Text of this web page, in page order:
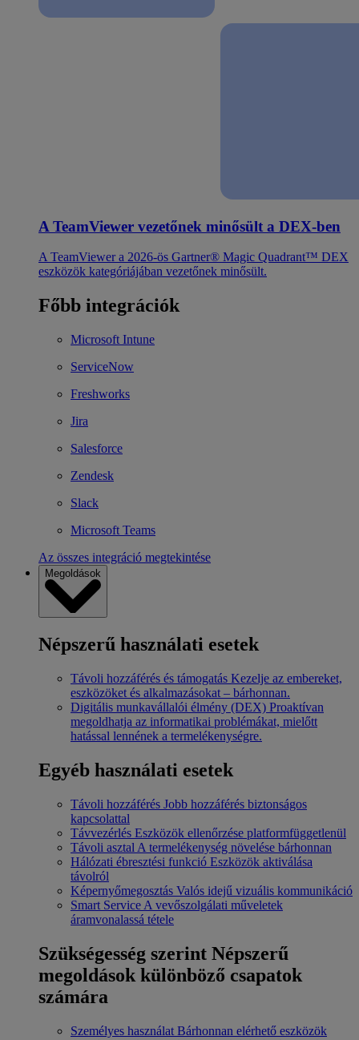
A TeamViewer vezetőnek minősült a DEX-ben
A TeamViewer a 2026-ös Gartner® Magic Quadrant™ DEX
eszközök kategóriájában vezetőnek minősült.
Főbb integrációk
Microsoft Intune
ServiceNow
Freshworks
Jira
Salesforce
Zendesk
Slack
Microsoft Teams
Az összes integráció megtekintése
Megoldások
Népszerű használati esetek
Távoli hozzáférés és támogatás Kezelje az embereket,
eszközöket és alkalmazásokat – bárhonnan.
Digitális munkavállalói élmény (DEX) Proaktívan
megoldhatja az informatikai problémákat, mielőtt
hatással lennének a termelékenységre.
Egyéb használati esetek
Távoli hozzáférés Jobb hozzáférés biztonságos
kapcsolattal
Távvezérlés Eszközök ellenőrzése platformfüggetlenül
Távoli asztal A termelékenység növelése bárhonnan
Hálózati ébresztési funkció Eszközök aktiválása
távolról
Képernyőmegosztás Valós idejű vizuális kommunikáció
Smart Service A vevőszolgálati műveletek
áramvonalassá tétele
Szükségesség szerint Népszerű
megoldások különböző csapatok
számára
Személyes használat Bárhonnan elérhető eszközök